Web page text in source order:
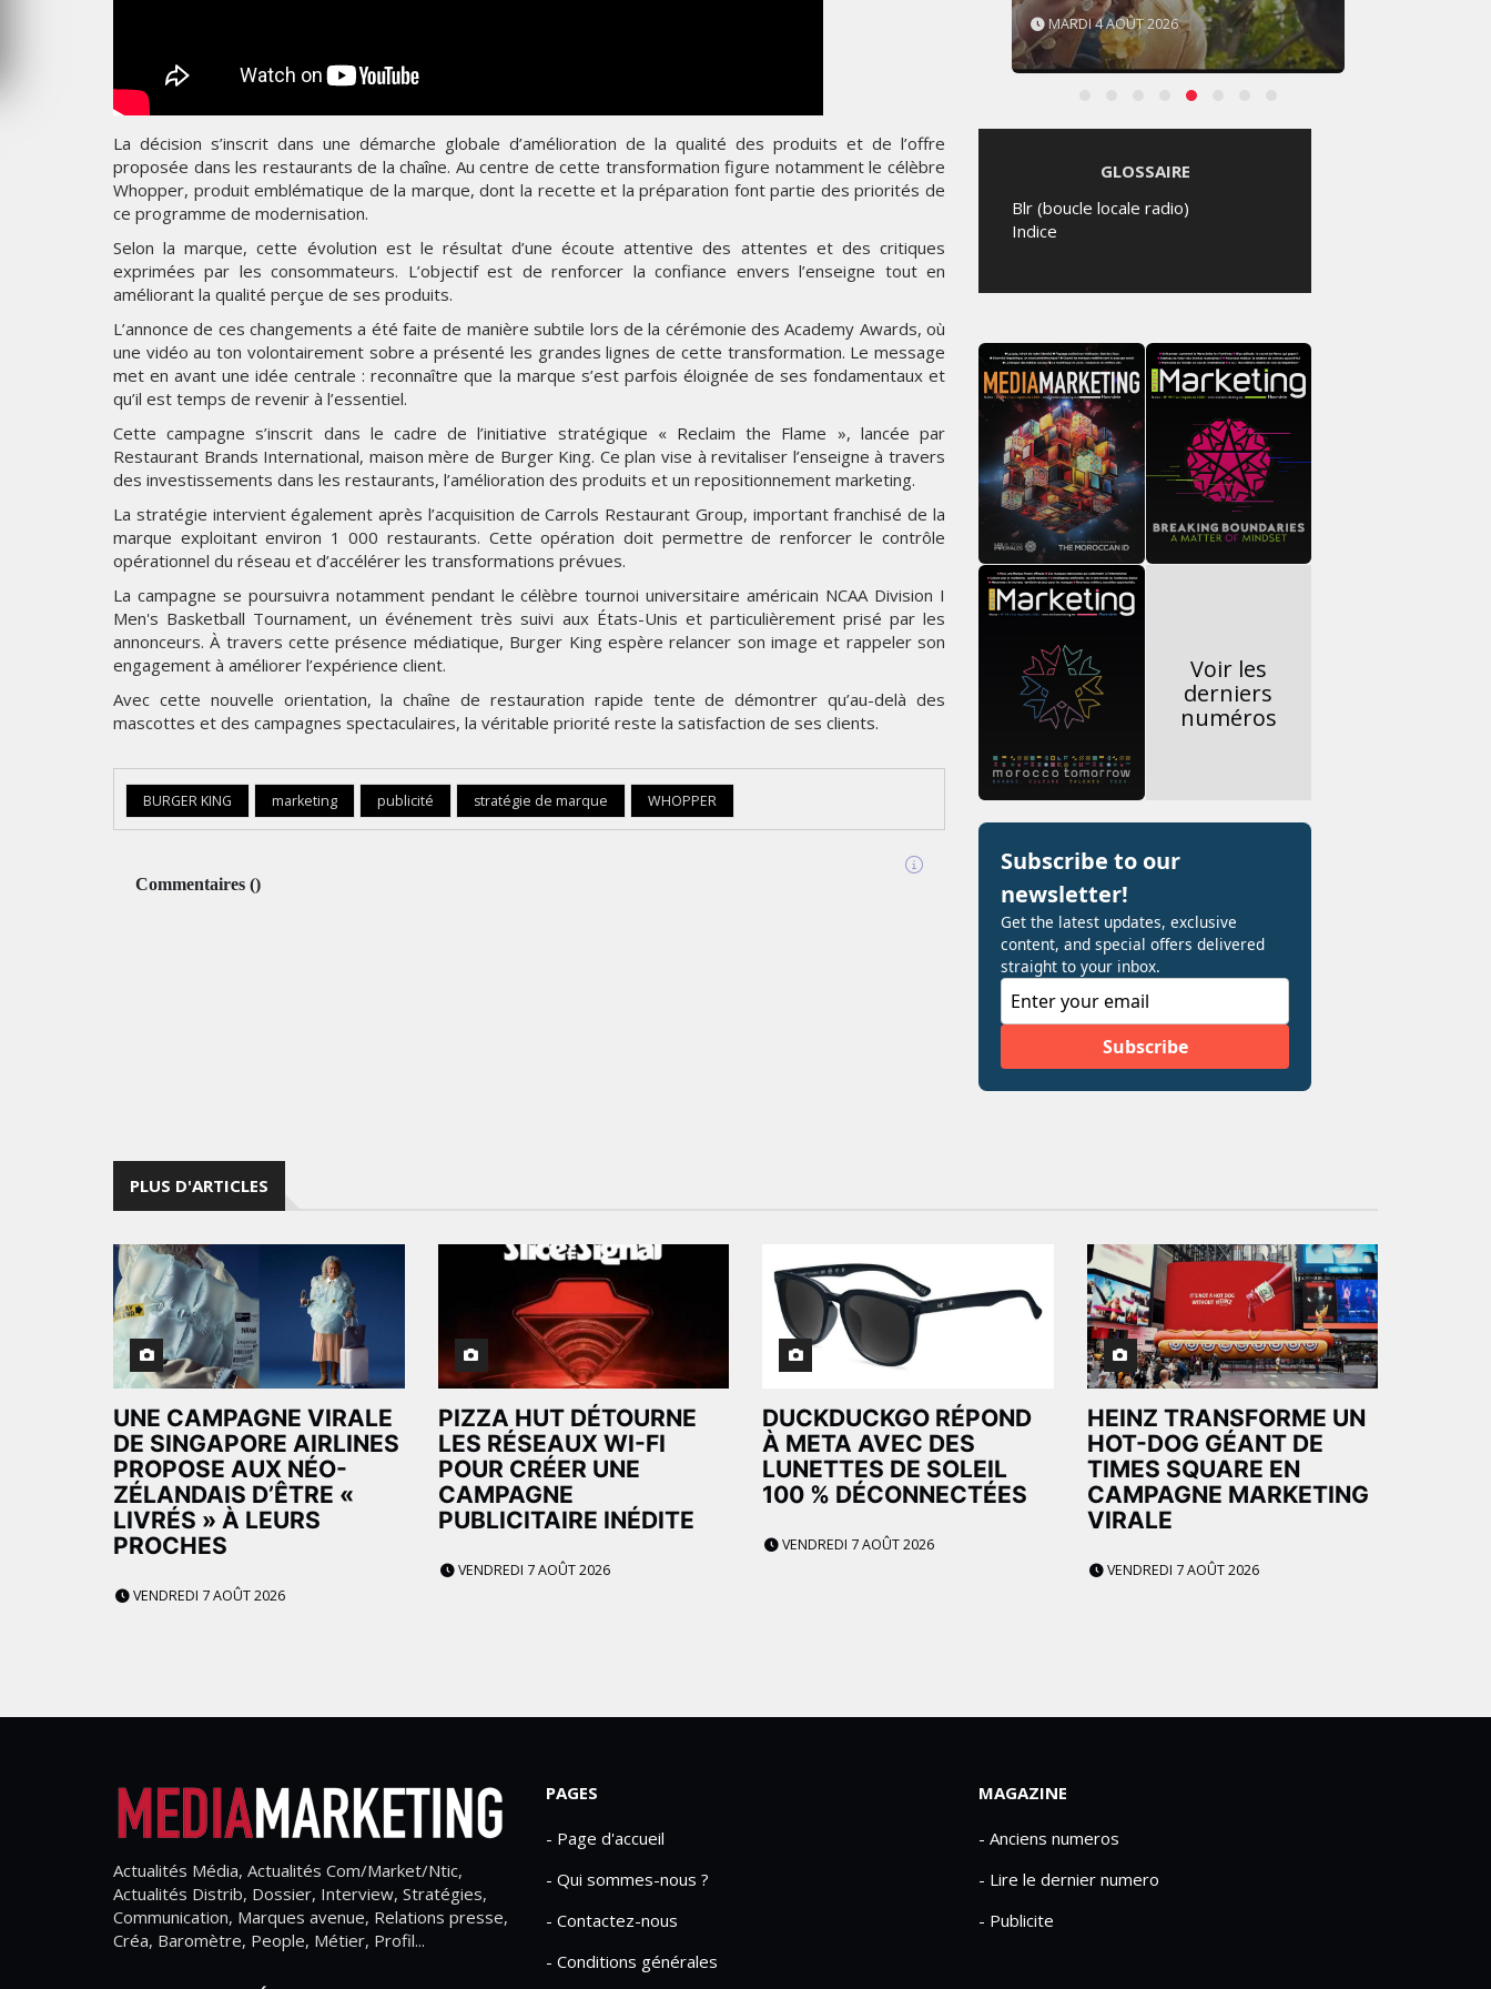
La décision s’inscrit dans une démarche globale d’amélioration de la qualité des produits et de l’offre
proposée dans les restaurants de la chaîne. Au centre de cette transformation figure notamment le célèbre
Whopper, produit emblématique de la marque, dont la recette et la préparation font partie des priorités de
ce programme de modernisation.
Selon la marque, cette évolution est le résultat d’une écoute attentive des attentes et des critiques
exprimées par les consommateurs. L’objectif est de renforcer la confiance envers l’enseigne tout en
améliorant la qualité perçue de ses produits.
L’annonce de ces changements a été faite de manière subtile lors de la cérémonie des Academy Awards, où
une vidéo au ton volontairement sobre a présenté les grandes lignes de cette transformation. Le message
met en avant une idée centrale : reconnaître que la marque s’est parfois éloignée de ses fondamentaux et
qu’il est temps de revenir à l’essentiel.
Cette campagne s’inscrit dans le cadre de l’initiative stratégique « Reclaim the Flame », lancée par
Restaurant Brands International, maison mère de Burger King. Ce plan vise à revitaliser l’enseigne à travers
des investissements dans les restaurants, l’amélioration des produits et un repositionnement marketing.
La stratégie intervient également après l’acquisition de Carrols Restaurant Group, important franchisé de la
marque exploitant environ 1 000 restaurants. Cette opération doit permettre de renforcer le contrôle
opérationnel du réseau et d’accélérer les transformations prévues.
La campagne se poursuivra notamment pendant le célèbre tournoi universitaire américain NCAA Division I
Men's Basketball Tournament, un événement très suivi aux États-Unis et particulièrement prisé par les
annonceurs. À travers cette présence médiatique, Burger King espère relancer son image et rappeler son
engagement à améliorer l’expérience client.
Avec cette nouvelle orientation, la chaîne de restauration rapide tente de démontrer qu’au-delà des
mascottes et des campagnes spectaculaires, la véritable priorité reste la satisfaction de ses clients.
BURGER KING marketing publicité stratégie de marque WHOPPER
Commentaires ()
MARDI 4 AOÛT 2026
GLOSSAIRE
Blr (boucle locale radio)
Indice
Voir les
derniers
numéros
PLUS D'ARTICLES
UNE CAMPAGNE VIRALE
DE SINGAPORE AIRLINES
PROPOSE AUX NÉO-
ZÉLANDAIS D’ÊTRE «
LIVRÉS » À LEURS
PROCHES
VENDREDI 7 AOÛT 2026
PIZZA HUT DÉTOURNE
LES RÉSEAUX WI-FI
POUR CRÉER UNE
CAMPAGNE
PUBLICITAIRE INÉDITE
VENDREDI 7 AOÛT 2026
DUCKDUCKGO RÉPOND
À META AVEC DES
LUNETTES DE SOLEIL
100 % DÉCONNECTÉES
VENDREDI 7 AOÛT 2026
HEINZ TRANSFORME UN
HOT-DOG GÉANT DE
TIMES SQUARE EN
CAMPAGNE MARKETING
VIRALE
VENDREDI 7 AOÛT 2026
Actualités Média, Actualités Com/Market/Ntic,
Actualités Distrib, Dossier, Interview, Stratégies,
Communication, Marques avenue, Relations presse,
Créa, Baromètre, People, Métier, Profil...
PAGES
- Page d'accueil
- Qui sommes-nous ?
- Contactez-nous
- Conditions générales
MAGAZINE
- Anciens numeros
- Lire le dernier numero
- Publicite